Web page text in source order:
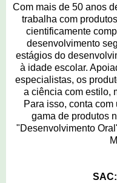
Com mais de 50 anos
trabalha com
cientificamente
desenvolvimento
estágios do
à idade escolar.
especialistas, os
a ciência com estilo,
Para isso, conta
gama de produtos
"Desenvolvimento